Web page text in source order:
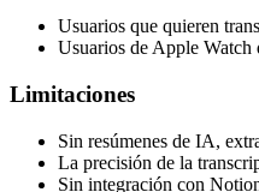
Usuarios que quieren
Usuarios de Apple Watch
Limitaciones
Sin resúmenes de IA,
La precisión de la
Sin integración con